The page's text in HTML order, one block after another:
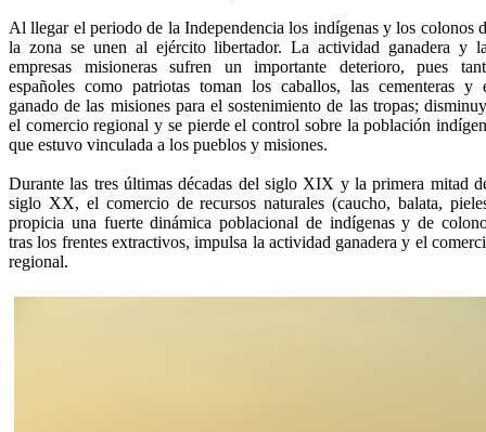
Al llegar el periodo de la Independencia los indígenas y los colonos
la zona se unen al ejército libertador. La actividad ganadera y
empresas misioneras sufren un importante deterioro, pues
españoles como patriotas toman los caballos, las cementeras y
ganado de las misiones para el sostenimiento de las tropas;
el comercio regional y se pierde el control sobre la población
que estuvo vinculada a los pueblos y misiones.
Durante las tres últimas décadas del siglo XIX y la primera mitad
siglo XX, el comercio de recursos naturales (caucho, balata,
propicia una fuerte dinámica poblacional de indígenas y de
tras los frentes extractivos, impulsa la actividad ganadera y el
regional.